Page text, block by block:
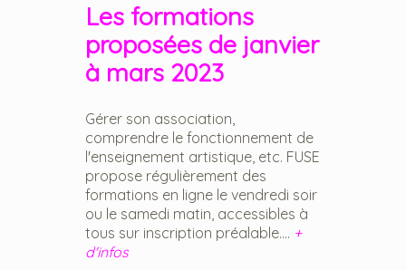
Les formations
proposées de janvier
à mars 2023
Gérer son association,
comprendre le fonctionnement de
l'enseignement artistique, etc. FUSE
propose régulièrement des
formations en ligne le vendredi soir
ou le samedi matin, accessibles à
tous sur inscription préalable.... +
d'infos